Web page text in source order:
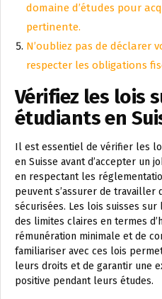
domaine d’études pour
pertinente.
N’oubliez pas de déclarer
respecter les obligations
Vérifiez les lois
étudiants en
Il est essentiel de vérifier les
en Suisse avant d’accepter un
en respectant les
peuvent s’assurer de travailler
sécurisées. Les lois suisses
des limites claires en termes
rémunération minimale et de
familiariser avec ces lois
leurs droits et de garantir une
positive pendant leurs études.